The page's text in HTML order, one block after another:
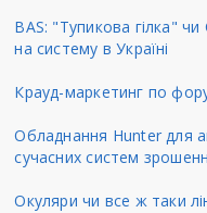
BAS: "Тупикова гілка"
на систему в Україні
Крауд-маркетинг по
Обладнання Hunter для
сучасних систем
Окуляри чи все ж таки